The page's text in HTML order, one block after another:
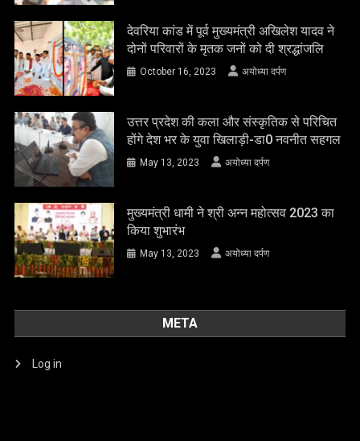
देवरिया कांड में पूर्व मुख्यमंत्री अखिलेश यादव ने
दोनों परिवारों के मृतक जनों को दी श्रद्धांजलि
October 16, 2023 अयोध्या दर्पण
उत्तर प्रदेश की कला और संस्कृतिक से परिचित
होंगे देश भर के युवा खिलाड़ी-डा0 नवनीत सहगल
May 13, 2023 अयोध्या दर्पण
मुख्यमंत्री धामी ने श्री अन्न महोत्सव 2023 का
किया शुभारंभ
May 13, 2023 अयोध्या दर्पण
META
Log in